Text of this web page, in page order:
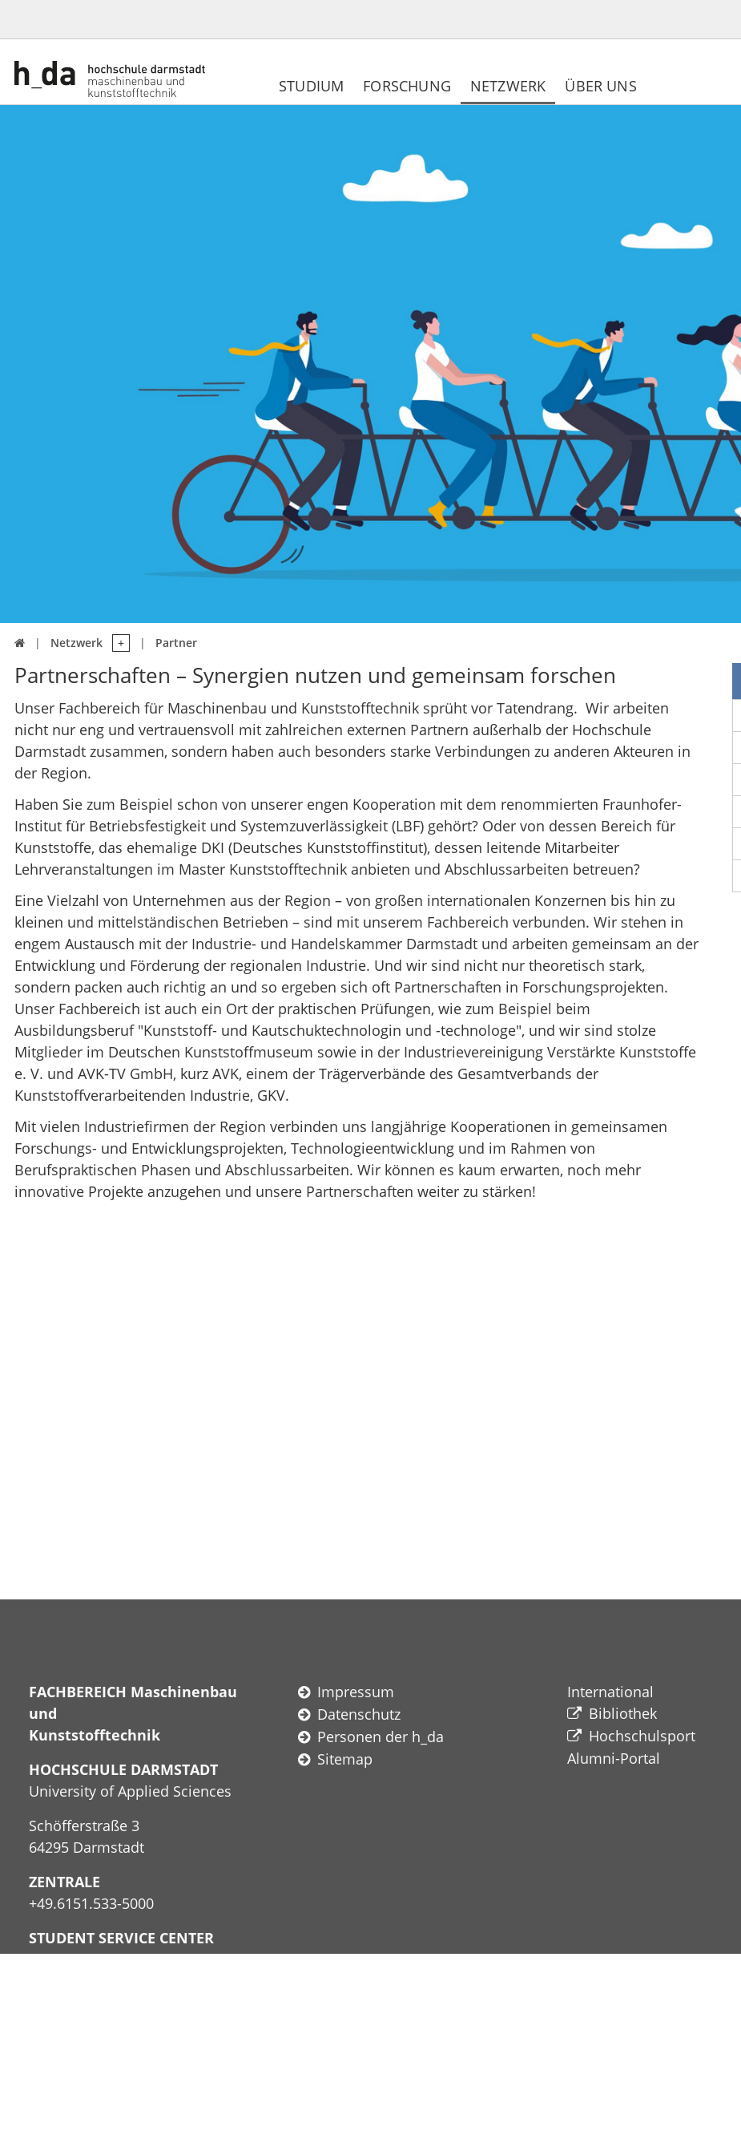
STUDIUM FORSCHUNG NETZWERK ÜBER UNS
 Netzwerk Partner
Partnerschaften – Synergien nutzen und gemeinsam forschen
Unser Fachbereich für Maschinenbau und Kunststofftechnik sprüht vor Tatendrang. Wir arbeiten
nicht nur eng und vertrauensvoll mit zahlreichen externen Partnern außerhalb der Hochschule
Darmstadt zusammen, sondern haben auch besonders starke Verbindungen zu anderen Akteuren in
der Region.
Haben Sie zum Beispiel schon von unserer engen Kooperation mit dem renommierten Fraunhofer-
Institut für Betriebsfestigkeit und Systemzuverlässigkeit (LBF) gehört? Oder von dessen Bereich für
Kunststoffe, das ehemalige DKI (Deutsches Kunststoffinstitut), dessen leitende Mitarbeiter
Lehrveranstaltungen im Master Kunststofftechnik anbieten und Abschlussarbeiten betreuen?
Eine Vielzahl von Unternehmen aus der Region – von großen internationalen Konzernen bis hin zu
kleinen und mittelständischen Betrieben – sind mit unserem Fachbereich verbunden. Wir stehen in
engem Austausch mit der Industrie- und Handelskammer Darmstadt und arbeiten gemeinsam an der
Entwicklung und Förderung der regionalen Industrie. Und wir sind nicht nur theoretisch stark,
sondern packen auch richtig an und so ergeben sich oft Partnerschaften in Forschungsprojekten.
Unser Fachbereich ist auch ein Ort der praktischen Prüfungen, wie zum Beispiel beim
Ausbildungsberuf "Kunststoff- und Kautschuktechnologin und -technologe", und wir sind stolze
Mitglieder im Deutschen Kunststoffmuseum sowie in der Industrievereinigung Verstärkte Kunststoffe
e. V. und AVK-TV GmbH, kurz AVK, einem der Trägerverbände des Gesamtverbands der
Kunststoffverarbeitenden Industrie, GKV.
Mit vielen Industriefirmen der Region verbinden uns langjährige Kooperationen in gemeinsamen
Forschungs- und Entwicklungsprojekten, Technologieentwicklung und im Rahmen von
Berufspraktischen Phasen und Abschlussarbeiten. Wir können es kaum erwarten, noch mehr
innovative Projekte anzugehen und unsere Partnerschaften weiter zu stärken!
FACHBEREICH Maschinenbau
und
Kunststofftechnik
HOCHSCHULE DARMSTADT
University of Applied Sciences
Schöfferstraße 3
64295 Darmstadt
ZENTRALE
+49.6151.533-5000
STUDENT SERVICE CENTER
+49.6151.533-5551
Impressum
Datenschutz
Personen der h_da
Sitemap
International
Bibliothek
Hochschulsport
Alumni-Portal​​​​​​​